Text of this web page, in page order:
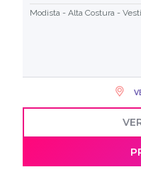
Modista - Alta Costura -